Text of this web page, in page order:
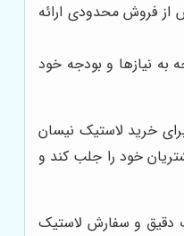
از فروش محدودی ارائه
به نیازها و بودجه خود
خرید لاستیک نیسان
خود را جلب کند و
دقیق و سفارش لاستیک